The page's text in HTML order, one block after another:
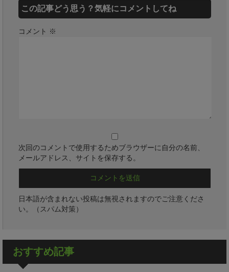
この記事どう思う？気軽にコメントしてね
コメント ※
次回のコメントで使用するためブラウザーに自分の名前、
メールアドレス、サイトを保存する。
日本語が含まれない投稿は無視されますのでご注意くださ
い。（スパム対策）
おすすめ記事